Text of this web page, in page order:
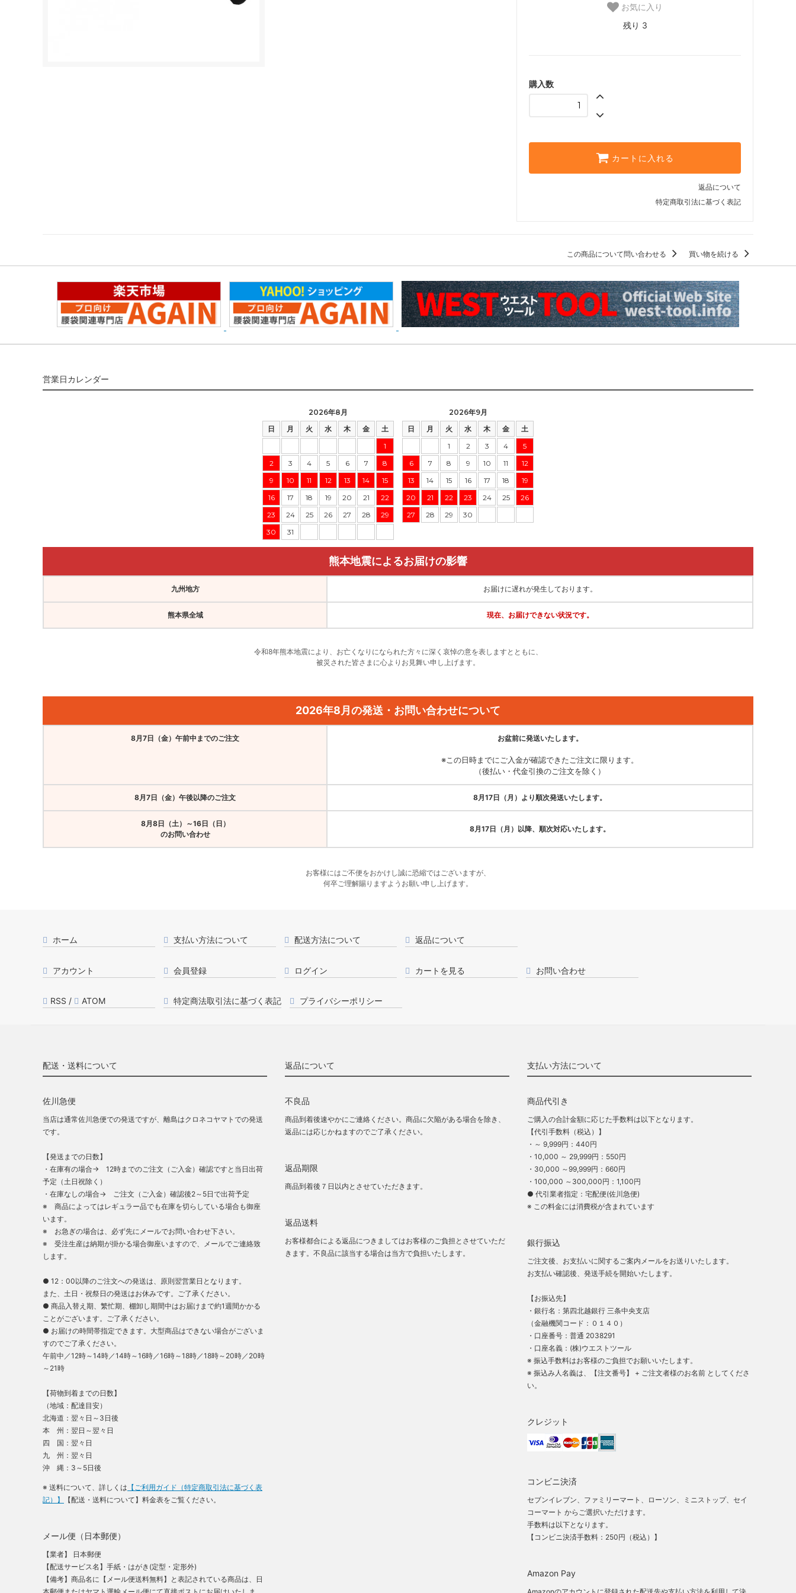
お気に入り
残り 3
購入数
カートに入れる
返品について
特定商取引法に基づく表記
この商品について問い合わせる 買い物を続ける
営業日カレンダー
2026年8月
日
月 火 水 木 金
土
1
2
3 4 5 6 7
8
9
10 11 12 13 14
15
16
17 18 19 20 21
22
23
24 25 26 27 28
29
30
31
2026年9月
日
月 火 水 木 金
土
1
2 3 4
5
6
7 8 9 10 11
12
13
14 15 16 17 18
19
20
21 22 23 24 25
26
27
28 29 30
熊本地震によるお届けの影響
九州地方 お届けに遅れが発生しております。
熊本県全域 現在、お届けできない状況です。
令和8年熊本地震により、お亡くなりになられた方々に深く哀悼の意を表しますとともに、
被災された皆さまに心よりお見舞い申し上げます。
2026年8月の発送・お問い合わせについて
8月7日（金）午前中までのご注文 お盆前に発送いたします。
※この日時までにご入金が確認できたご注文に限ります。
（後払い・代金引換のご注文を除く）
8月7日（金）午後以降のご注文 8月17日（月）より順次発送いたします。
8月8日（土）～16日（日）
のお問い合わせ
8月17日（月）以降、順次対応いたします。
お客様にはご不便をおかけし誠に恐縮ではございますが、
何卒ご理解賜りますようお願い申し上げます。
ホーム 支払い方法について 配送方法について 返品について
アカウント 会員登録 ログイン カートを見る お問い合わせ
RSS / ATOM 特定商法取引法に基づく表記 プライバシーポリシー
配送・送料について
佐川急便
当店は通常佐川急便での発送ですが、離島はクロネコヤマトでの発送
です。
【発送までの日数】
・在庫有の場合→ 12時までのご注文（ご入金）確認ですと当日出荷
予定（土日祝除く）
・在庫なしの場合→ ご注文（ご入金）確認後2～5日で出荷予定
※ 商品によってはレギュラー品でも在庫を切らしている場合も御座
います。
※ お急ぎの場合は、必ず先にメールでお問い合わせ下さい。
※ 受注生産は納期が掛かる場合御座いますので、メールでご連絡致
します。
● 12：00以降のご注文への発送は、原則翌営業日となります。
また、土日・祝祭日の発送はお休みです。ご了承ください。
● 商品入替え期、繁忙期、棚卸し期間中はお届けまで約1週間かかる
ことがございます。ご了承ください。
● お届けの時間帯指定できます。大型商品はできない場合がございま
すのでご了承ください。
午前中／12時～14時／14時～16時／16時～18時／18時～20時／20時
～21時
【荷物到着までの日数】
（地域：配達目安）
北海道：翌々日～3日後
本 州：翌日～翌々日
四 国：翌々日
九 州：翌々日
沖 縄：3～5日後
※ 送料について、詳しくは 【ご利用ガイド（特定商取引法に基づく表
記）】
【配送・送料について】料金表をご覧ください。
メール便（日本郵便）
【業者】 日本郵便
【配送サービス名】手紙・はがき(定型・定形外)
【備考】商品名に【メール便送料無料】と表記されている商品は、日
返品について
不良品
商品到着後速やかにご連絡ください。商品に欠陥がある場合を除き、
返品には応じかねますのでご了承ください。
返品期限
商品到着後７日以内とさせていただきます。
返品送料
お客様都合による返品につきましてはお客様のご負担とさせていただ
きます。不良品に該当する場合は当方で負担いたします。
支払い方法について
商品代引き
ご購入の合計金額に応じた手数料は以下となります。
【代引手数料（税込）】
・～ 9,999円：440円
・10,000 ～ 29,999円：550円
・30,000 ～99,999円：660円
・100,000 ～300,000円：1,100円
● 代引業者指定：宅配便(佐川急便)
※ この料金には消費税が含まれています
銀行振込
ご注文後、お支払いに関するご案内メールをお送りいたします。
お支払い確認後、発送手続を開始いたします。
【お振込先】
・銀行名：第四北越銀行 三条中央支店
（金融機関コード：０１４０）
・口座番号：普通 2038291
・口座名義：(株)ウエストツール
※ 振込手数料はお客様のご負担でお願いいたします。
※ 振込み人名義は、【注文番号】 + ご注文者様のお名前 としてくださ
い。
クレジット
コンビニ決済
セブンイレブン、ファミリーマート、ローソン、ミニストップ、セイ
コーマート からご選択いただけます。
手数料は以下となります。
【コンビニ決済手数料：250円（税込）】
Amazon Pay